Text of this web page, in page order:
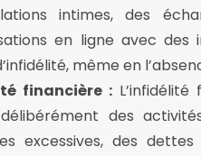
intimes, des
en ligne avec des
même en
financière :
des
excessives, des